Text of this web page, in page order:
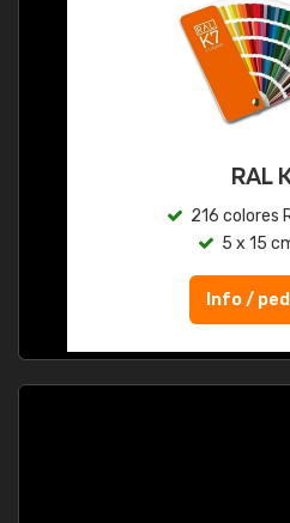
RAL
216 colores
5 x 15
Info /